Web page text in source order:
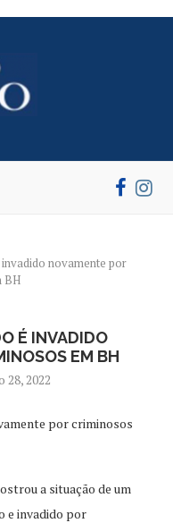
novamente por
BH
É INVADIDO
EM BH
28, 2022
a situação de um
e invadido por